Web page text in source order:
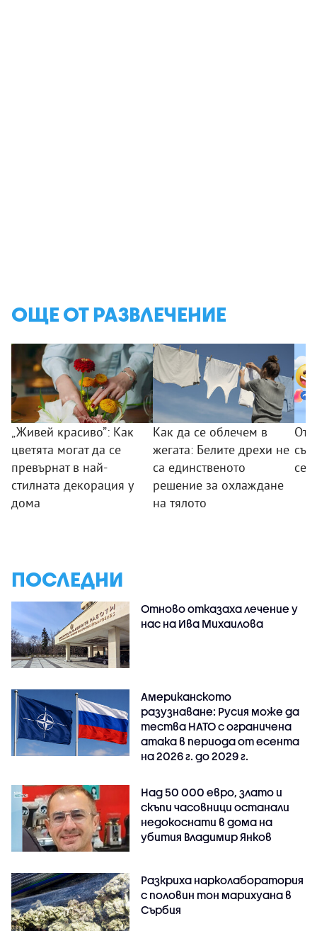
ОЩЕ ОТ РАЗВЛЕЧЕНИЕ
„Живей красиво”: Как
цветята могат да се
превърнат в най-
стилната декорация у
дома
Как да се облечем в
жегата: Белите дрехи не
са единственото
решение за охлаждане
на тялото
От
се
ПОСЛЕДНИ
Отново отказаха лечение у
нас на Ива Михаилова
Американското
разузнаване: Русия може да
тества НАТО с ограничена
атака в периода от есента
на 2026 г. до 2029 г.
Над 50 000 евро, злато и
скъпи часовници останали
недокоснати в дома на
убития Владимир Янков
Разкриха нарколаборатория
с половин тон марихуана в
Сърбия